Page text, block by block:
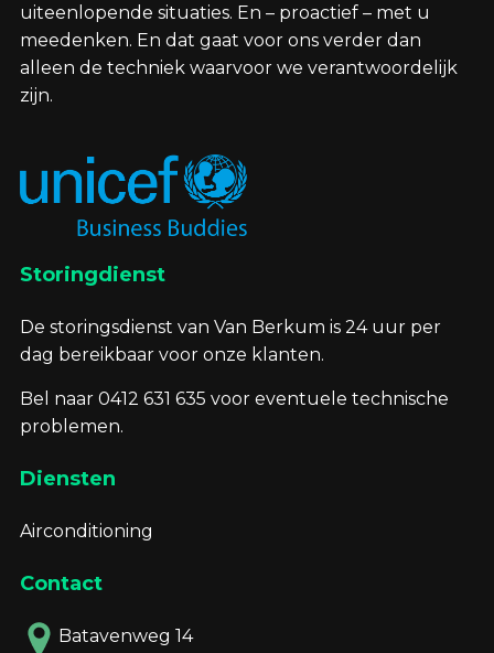
uiteenlopende situaties. En – proactief – met u
meedenken. En dat gaat voor ons verder dan
alleen de techniek waarvoor we verantwoordelijk
zijn.
Storingdienst
De storingsdienst van Van Berkum is 24 uur per
dag bereikbaar voor onze klanten.
Bel naar 0412 631 635 voor eventuele technische
problemen.
Diensten
Airconditioning
Contact
Batavenweg 14